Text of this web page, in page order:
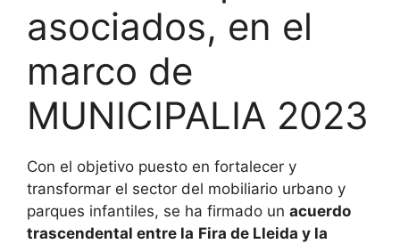
asociados, en el
marco de
MUNICIPALIA 2023
Con el objetivo puesto en fortalecer y
transformar el sector del mobiliario urbano y
parques infantiles, se ha firmado un acuerdo
trascendental entre la Fira de Lleida y la